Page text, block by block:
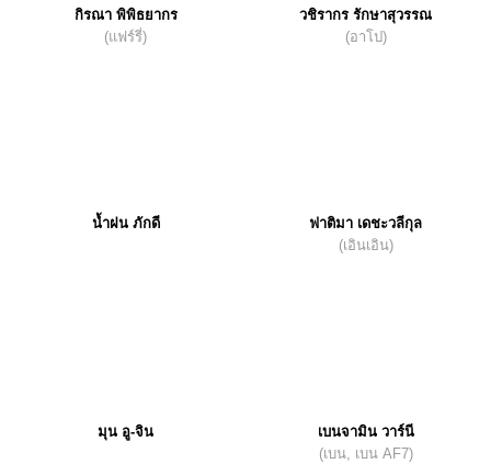
กิรณา พิพิธยากร
(แฟร์รี่)
วชิรากร รักษาสุวรรณ
(อาโป)
น้ำฝน ภักดี
ฟาติมา เดชะวลีกุล
(เอินเอิน)
มุน อู-จิน
เบนจามิน วาร์นี
(เบน, เบน AF7)